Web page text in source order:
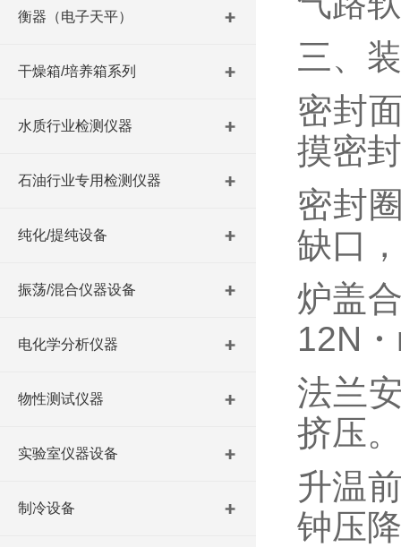
衡器（电子天平）
干燥箱/培养箱系列
水质行业检测仪器
石油行业专用检测仪器
纯化/提纯设备
振荡/混合仪器设备
电化学分析仪器
物性测试仪器
实验室仪器设备
制冷设备
三、
密封
摸密
密封
缺口
炉盖
12N
法兰
挤压。
升温
钟压